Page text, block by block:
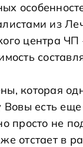
из
центра ЧП
которая
Вовы есть
просто не
отстает в